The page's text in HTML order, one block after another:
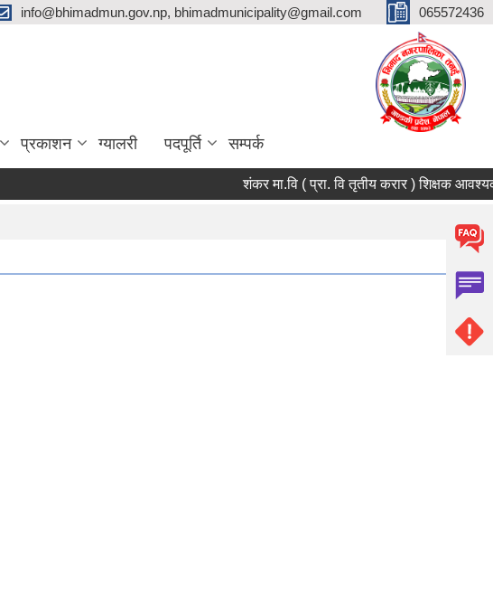
info@bhimadmun.gov.np, bhimadmunicipality@gmail.com 065572436
प्रकाशन ग्यालरी पदपूर्ति सम्पर्क
शंकर मा.वि ( प्रा. वि तृतीय करार ) शिक्षक आवश्यकता